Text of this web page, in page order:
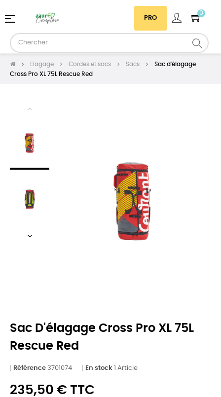
PRO
0
Basculer
navigation
☰
Elagage Cordes et sacs Sacs
Sac d'élagage
Cross Pro XL 75L Rescue Red
Sac D'élagage Cross Pro XL 75L
Rescue Red
Référence 3701074 En stock 1 Article
235,50 € TTC